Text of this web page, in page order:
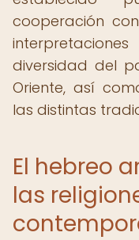
cooperación
diversidad del
Oriente, así
las distintas
El hebreo
las